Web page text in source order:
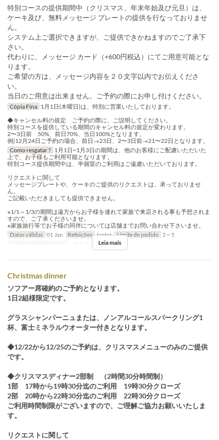
特別コースの提供期間中（クリスマス、年末年始及び元旦）は、
ケーキ及び、無料メッセージ プレートの提供を行なっておりませ
ん。
システム上ご選択できますが、ご提供できかねますのでご了承下
さい。
代わりに、メッセージ カード（+600円税込）にてご用意可能とな
ります。
ご希望の方は、メッセージ内容を２０文字以内でお伝えくださ
い。
当日のご用意は出来ません。ご予約の際にお申し付けください。
Cópia Fina 1月1日(木曜日)は、特別に営業いたしております。
◆キャンセル料の規定 ご予約の際に、ご説明してください。
特別コースを提供している期間のキャンセル料の規定が変わります。
2〜3日前 50%、前日70%、当日100%となります。
例)12月24日ご予約の場合、前日→23日、2〜3日前→21〜22日となります。
Como resgatar ? 1月1日~1月3日の期間は、他のお客様にご配慮いただいた
上で、お子様もご利用可能となります。
特別コース提供期間中は、半個室のご利用はご遠慮いただいております。
リクエストに関して
メッセージプレートや、ケーキのご提供のリクエストは、承っておりませ
ん。
ご記載いただきましても提供できません。
※1/1～1/3の期間は遠方からお子様を連れて家族で来店される事も予想されま
すので、ご了承くださいませ。
※家族旅行等でお子様の同伴については店舗までお問い合わせ下さいませ。
Datas válidas 01 Jan Refeições Jantar Limite de pedido 2 ~ 5
Categoria de Assento
レストランのご予約
Leia mais
Christmas dinner
ソフアー席確約のご予約となります。
1日2組様限定です。
グラスシャンパーニュまたは、ノンアルコールスパークリング1
杯、富士ミネラルウオーター付きとなります。
◆12/22から12/25のご予約は、クリスマスメニューのみのご提供
です。
◆クリスマスディナー2部制 （2時間30分時間制）
1部 17時から19時30分迄のご利用 19時30分クローズ
2部 20時から22時30分迄のご利用 22時30分クローズ
ご利用時間制限がございますので、ご理解ご協力お願いいたしま
す。
リクエストに関して